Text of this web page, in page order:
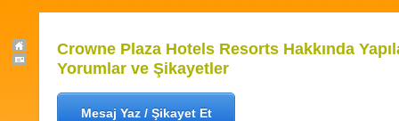
Crowne Plaza Hotels Resorts Hakkında
Yorumlar ve Şikayetler
Mesaj Yaz / Şikayet Et